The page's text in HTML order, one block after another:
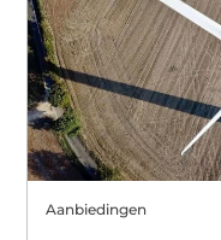
Aanbiedingen